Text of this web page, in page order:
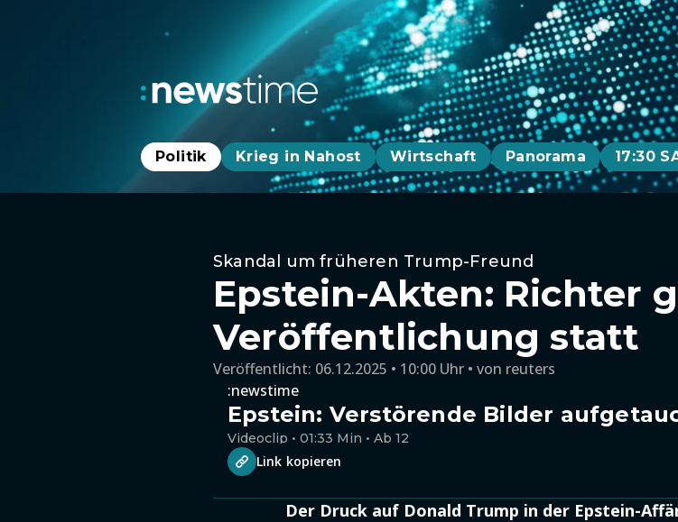
Politik Krieg in Nahost Wirtschaft Panorama 17:30
Skandal um früheren Trump-Freund
Epstein-Akten: Richter
Veröffentlichung statt
Veröffentlicht: 06.12.2025 • 10:00 Uhr von reuters
:newstime
Epstein: Verstörende Bilder
Videoclip • 01:33 Min • Ab 12
Link kopieren
Der Druck auf Donald Trump in der Epstein-